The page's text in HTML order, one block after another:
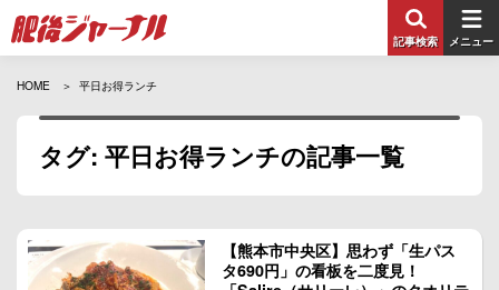
記事検索 メニュー
HOME 平日お得ランチ
タグ: 平日お得ランチの記事一覧
【熊本市中央区】思わず「生パス
タ690円」の看板を二度見！